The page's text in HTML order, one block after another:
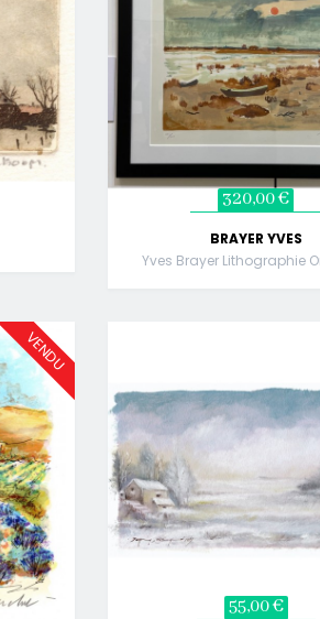
320,00 €
BRAYER YVES
Yves Brayer Lithographie
VENDU
55,00 €